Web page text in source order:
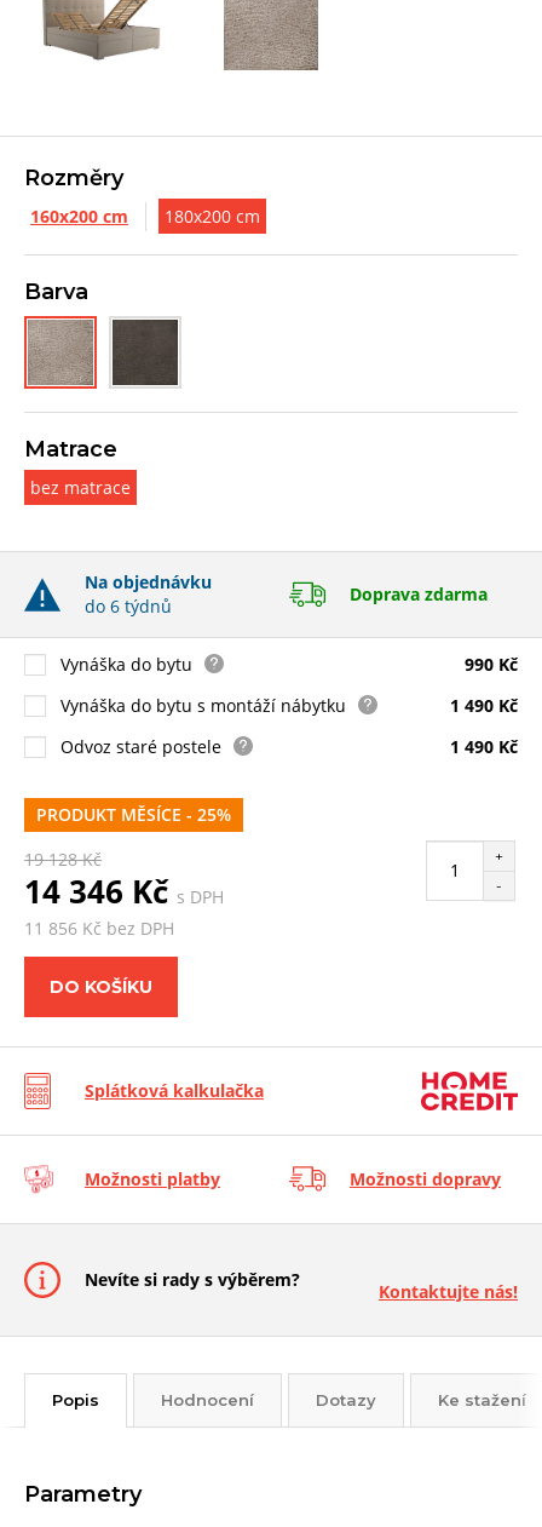
Rozměry
160x200 cm 180x200 cm
Barva
Matrace
bez matrace
Na objednávku
do 6 týdnů
Doprava zdarma
Vynáška do bytu
990 Kč
Vynáška do bytu s montáží nábytku
1 490 Kč
Odvoz staré postele
1 490 Kč
PRODUKT MĚSÍCE - 25%
19 128 Kč
14 346 Kč s DPH
11 856 Kč bez DPH
+
-
DO KOŠÍKU
Splátková kalkulačka
Možnosti platby Možnosti dopravy
Nevíte si rady s výběrem?
Kontaktujte nás!
Popis Hodnocení Dotazy Ke stažení
Parametry